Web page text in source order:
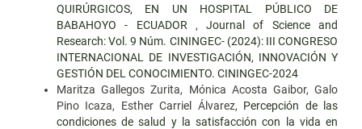
QUIRÚRGICOS, EN UN HOSPITAL PÚBLICO DE
BABAHOYO - ECUADOR ,Journal of Science and
Research: Vol. 9 Núm. CININGEC- (2024): III CONGRESO
INTERNACIONAL DE INVESTIGACIÓN, INNOVACIÓN Y
GESTIÓN DEL CONOCIMIENTO. CININGEC-2024
Maritza Gallegos Zurita, Mónica Acosta Gaibor, Galo
Pino Icaza, Esther Carriel Álvarez, Percepción de las
condiciones de salud y la satisfacción con la vida en